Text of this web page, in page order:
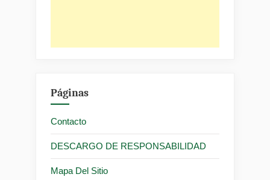
Páginas
Contacto
DESCARGO DE RESPONSABILIDAD
Mapa Del Sitio